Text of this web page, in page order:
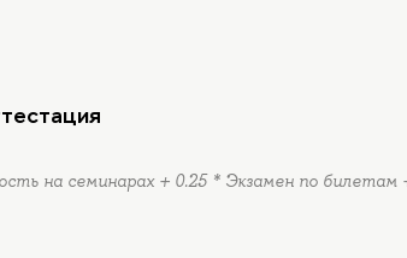
на семинарах + 0.25 * Экзамен по